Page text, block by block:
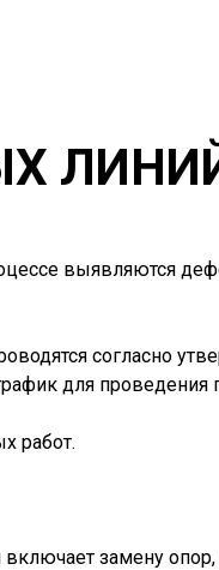
выявляются
согласно
для
работ.
включает замену